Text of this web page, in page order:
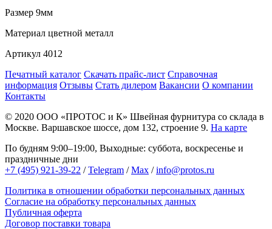
Размер 9мм
Материал цветной металл
Артикул 4012
Печатный каталог Скачать прайс-лист Справочная
информация Отзывы Стать дилером Вакансии О компании
Контакты
© 2020 ООО «ПРОТОС и К» Швейная фурнитура со склада в
Москве. Варшавское шоссе, дом 132, строение 9. На карте
По будням 9:00–19:00, Выходные: суббота, воскресенье и
праздничные дни
+7 (495) 921-39-22 /Telegram /Max /info@protos.ru
Политика в отношении обработки персональных данных
Согласие на обработку персональных данных
Публичная оферта
Договор поставки товара